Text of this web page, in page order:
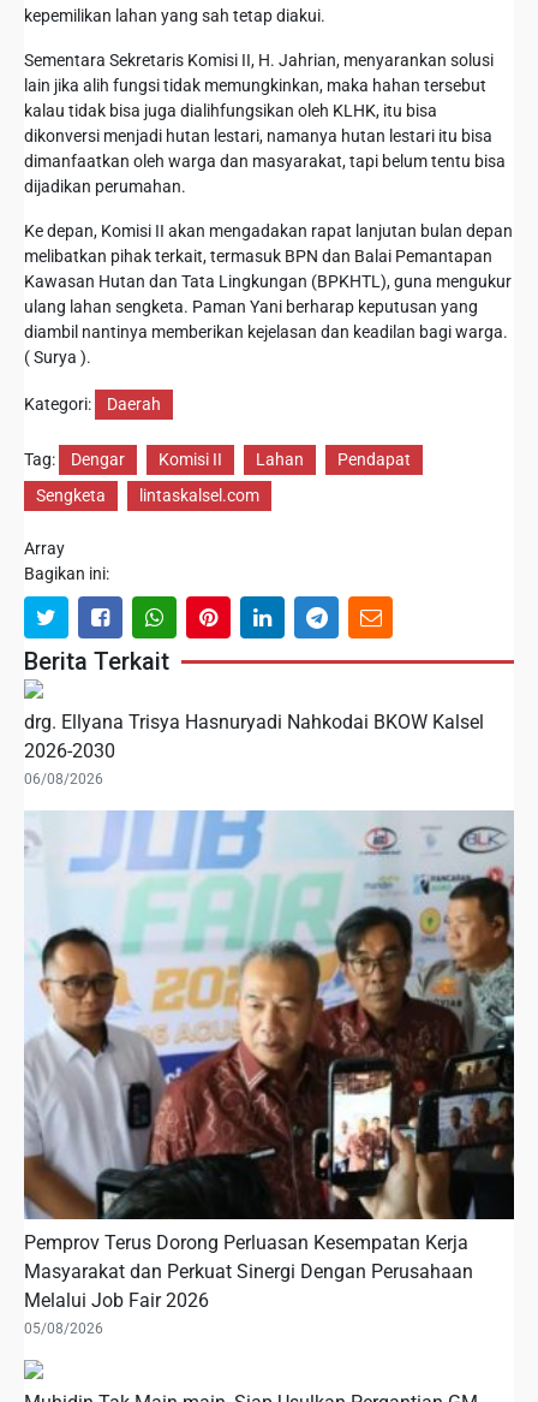
kepemilikan lahan yang sah tetap diakui.
Sementara Sekretaris Komisi II, H. Jahrian, menyarankan solusi
lain jika alih fungsi tidak memungkinkan, maka hahan tersebut
kalau tidak bisa juga dialihfungsikan oleh KLHK, itu bisa
dikonversi menjadi hutan lestari, namanya hutan lestari itu bisa
dimanfaatkan oleh warga dan masyarakat, tapi belum tentu bisa
dijadikan perumahan.
Ke depan, Komisi II akan mengadakan rapat lanjutan bulan depan
melibatkan pihak terkait, termasuk BPN dan Balai Pemantapan
Kawasan Hutan dan Tata Lingkungan (BPKHTL), guna mengukur
ulang lahan sengketa. Paman Yani berharap keputusan yang
diambil nantinya memberikan kejelasan dan keadilan bagi warga.
( Surya ).
Kategori: Daerah
Tag: Dengar Komisi II Lahan
Pendapat
Sengketa
lintaskalsel.com
Array
Bagikan ini:
Berita Terkait
drg. Ellyana Trisya Hasnuryadi Nahkodai BKOW Kalsel
2026-2030
06/08/2026
Pemprov Terus Dorong Perluasan Kesempatan Kerja
Masyarakat dan Perkuat Sinergi Dengan Perusahaan
Melalui Job Fair 2026
05/08/2026